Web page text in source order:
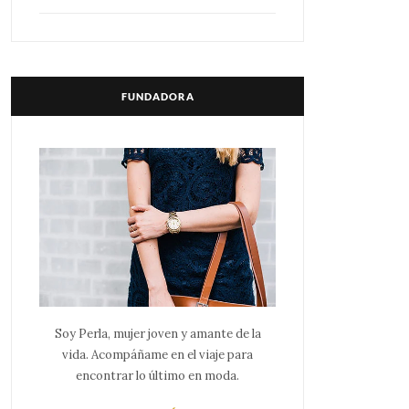
FUNDADORA
Soy Perla, mujer joven y amante de la
vida. Acompáñame en el viaje para
encontrar lo último en moda.